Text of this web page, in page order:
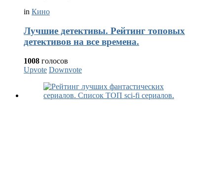
in Кино
Лучшие детективы. Рейтинг топовых
детективов на все времена.
1008 голосов
Upvote Downvote